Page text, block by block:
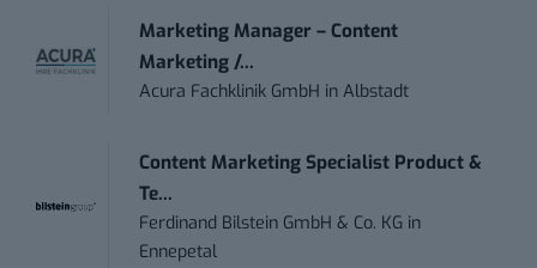
Marketing Manager – Content
Marketing /...
Acura Fachklinik GmbH inAlbstadt
Content Marketing Specialist Product &
Te...
Ferdinand Bilstein GmbH & Co. KG in
Ennepetal